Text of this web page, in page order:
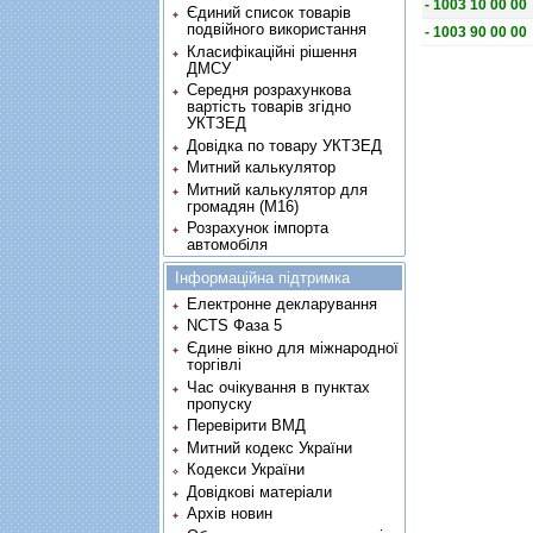
- 1003 10 00 00
- 1003 90 00 00
Єдиний список товарів
подвійного використання
Класифікаційні рішення
ДМСУ
Середня розрахункова
вартість товарів згідно
УКТЗЕД
Довідка по товару УКТЗЕД
Митний калькулятор
Митний калькулятор для
громадян (М16)
Розрахунок імпорта
автомобіля
Інформаційна підтримка
Електронне декларування
NCTS Фаза 5
Єдине вікно для міжнародної
торгівлі
Час очікування в пунктах
пропуску
Перевірити ВМД
Митний кодекс України
Кодекси України
Довідкові матеріали
Архів новин